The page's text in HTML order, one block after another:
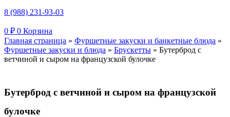
8 (988) 231-93-03
0 ₽ 0 Корзина
Главная страница » Фуршетные закуски и банкетные блюда »
Фуршетные закуски и блюда » Брускетты » Бутерброд с
ветчиной и сыром на французской булочке
Бутерброд с ветчиной и сыром на французской
булочке